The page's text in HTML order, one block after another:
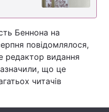
Погода
Регіони
Беннона на
повідомлялося,
редактор видання
що це
читачів